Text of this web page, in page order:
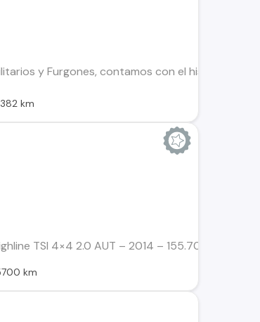
y Furgones, contamos con el historial de
km
TSI 4×4 2.0 AUT – 2014 – 155.700 km –
km